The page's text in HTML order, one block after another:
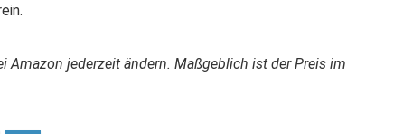
Amazon jederzeit ändern. Maßgeblich ist der Preis im